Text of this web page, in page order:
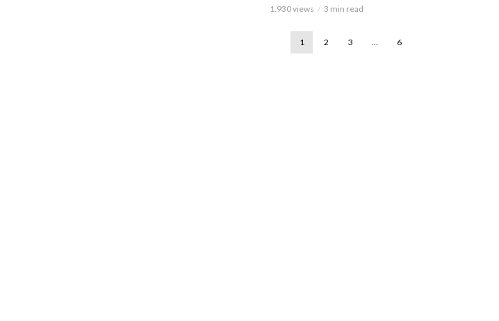
1.930 views 3 min read
1 2 3 … 6